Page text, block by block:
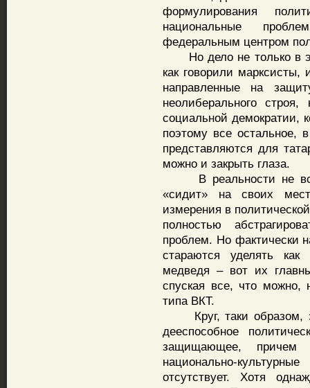
формулирования
национальные
федеральным центром
Но дело не только в
как говорили марксисты,
направленные на
неолиберального
социальной демократии,
поэтому все остальное,
представляются для
можно и закрыть глаза.
В реальности не все
«сидит» на своих
измерения в
полностью
проблем. Но фактически
стараются уделять
медведя – вот их
спуская все, что можно,
типа ВКТ.
Круг, таки образом,
дееспособное
защищающее, причем
национально-
отсутствует. Хотя